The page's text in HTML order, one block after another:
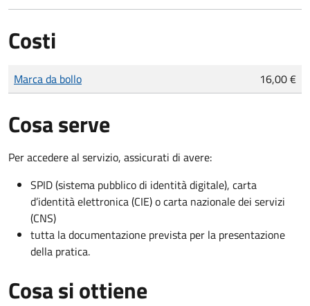
Costi
Tipo di pagamento
Importo
Marca da bollo 16,00 €
Cosa serve
Per accedere al servizio, assicurati di avere:
SPID (sistema pubblico di identità digitale), carta
d’identità elettronica (CIE) o carta nazionale dei servizi
(CNS)
tutta la documentazione prevista per la presentazione
della pratica.
Cosa si ottiene